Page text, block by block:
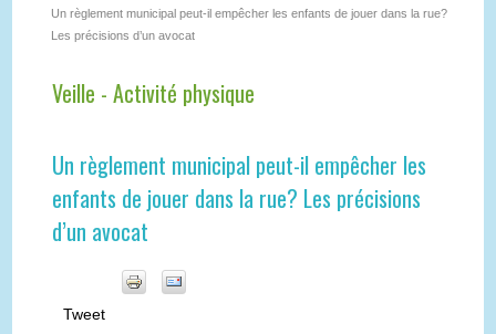
Un règlement municipal peut-il empêcher les enfants de jouer dans la rue?
Les précisions d’un avocat
Veille - Activité physique
Un règlement municipal peut-il empêcher les
enfants de jouer dans la rue? Les précisions
d’un avocat
Tweet